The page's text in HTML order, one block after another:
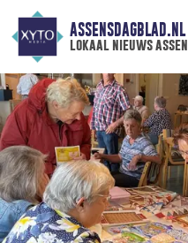
ASSENSDAGBLAD.NL
lokaal nieuws